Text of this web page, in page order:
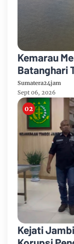
Kemarau
Batanghari
Hadapi
Karhutla
Sumatera24jam
Sept 06, 2026
Kejati